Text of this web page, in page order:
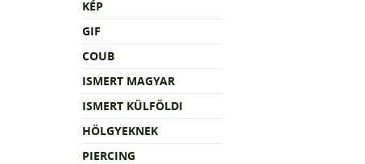
KÉP
GIF
COUB
ISMERT MAGYAR
ISMERT KÜLFÖLDI
HÖLGYEKNEK
PIERCING